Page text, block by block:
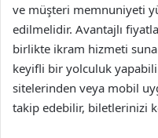
ve müşteri memnuniyeti
edilmelidir. Avantajlı
birlikte ikram hizmeti
keyifli bir yolculuk
sitelerinden veya mobil
takip edebilir, biletlerinizi